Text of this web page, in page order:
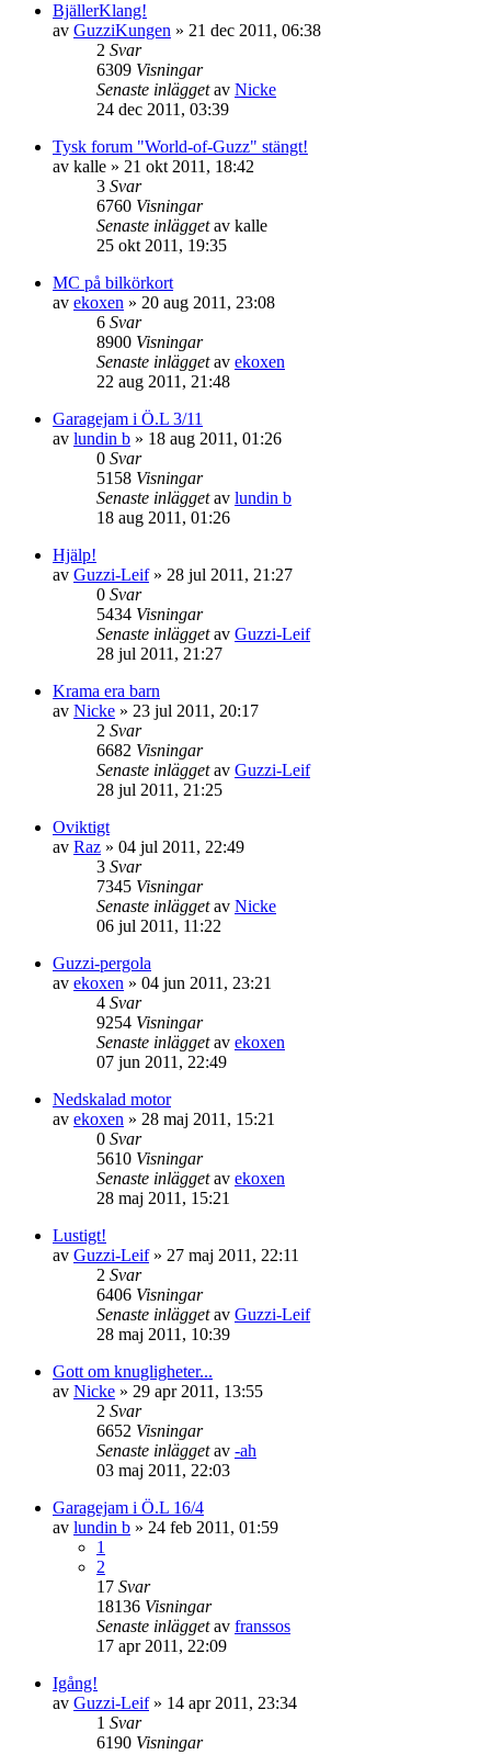
BjällerKlang!
av GuzziKungen » 21 dec 2011, 06:38
2 Svar
6309 Visningar
Senaste inläggetav Nicke
24 dec 2011, 03:39
Tysk forum "World-of-Guzz" stängt!
av kalle » 21 okt 2011, 18:42
3 Svar
6760 Visningar
Senaste inläggetav kalle
25 okt 2011, 19:35
MC på bilkörkort
av ekoxen » 20 aug 2011, 23:08
6 Svar
8900 Visningar
Senaste inläggetav ekoxen
22 aug 2011, 21:48
Garagejam i Ö.L 3/11
av lundin b » 18 aug 2011, 01:26
0 Svar
5158 Visningar
Senaste inläggetav lundin b
18 aug 2011, 01:26
Hjälp!
av Guzzi-Leif» 28 jul 2011, 21:27
0 Svar
5434 Visningar
Senaste inläggetav Guzzi-Leif
28 jul 2011, 21:27
Krama era barn
av Nicke » 23 jul 2011, 20:17
2 Svar
6682 Visningar
Senaste inläggetav Guzzi-Leif
28 jul 2011, 21:25
Oviktigt
av Raz » 04 jul 2011, 22:49
3 Svar
7345 Visningar
Senaste inläggetav Nicke
06 jul 2011, 11:22
Guzzi-pergola
av ekoxen » 04 jun 2011, 23:21
4 Svar
9254 Visningar
Senaste inläggetav ekoxen
07 jun 2011, 22:49
Nedskalad motor
av ekoxen » 28 maj 2011, 15:21
0 Svar
5610 Visningar
Senaste inläggetav ekoxen
28 maj 2011, 15:21
Lustigt!
av Guzzi-Leif» 27 maj 2011, 22:11
2 Svar
6406 Visningar
Senaste inläggetav Guzzi-Leif
28 maj 2011, 10:39
Gott om knugligheter...
av Nicke » 29 apr 2011, 13:55
2 Svar
6652 Visningar
Senaste inläggetav -ah
03 maj 2011, 22:03
Garagejam i Ö.L 16/4
av lundin b » 24 feb 2011, 01:59
1
2
17 Svar
18136 Visningar
Senaste inläggetav franssos
17 apr 2011, 22:09
Igång!
av Guzzi-Leif» 14 apr 2011, 23:34
1 Svar
6190 Visningar